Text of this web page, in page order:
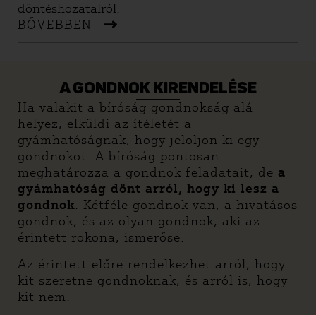
döntéshozatalról.
BŐVEBBEN
A GONDNOK KIRENDELÉSE
Ha valakit a bíróság gondnokság alá
helyez, elküldi az ítéletét a
gyámhatóságnak, hogy jelöljön ki egy
gondnokot. A bíróság pontosan
meghatározza a gondnok feladatait, de a
gyámhatóság dönt arról, hogy ki lesz a
gondnok. Kétféle gondnok van, a hivatásos
gondnok, és az olyan gondnok, aki az
érintett rokona, ismerőse.
Az érintett előre rendelkezhet arról, hogy
kit szeretne gondnoknak, és arról is, hogy
kit nem.